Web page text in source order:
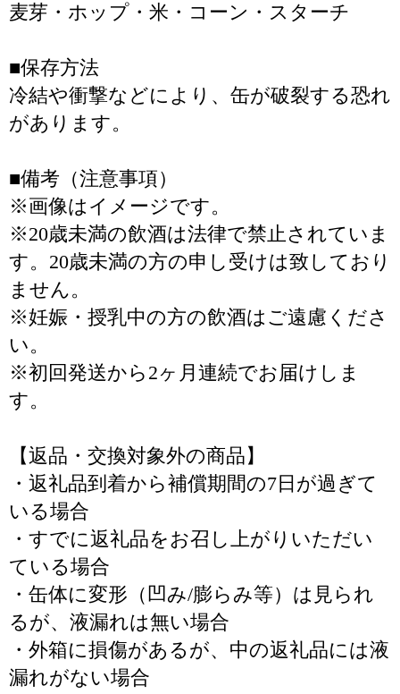
麦芽・ホップ・米・コーン・スターチ
■保存方法
冷結や衝撃などにより、缶が破裂する恐れ
があります。
■備考（注意事項）
※画像はイメージです。
※20歳未満の飲酒は法律で禁止されていま
す。20歳未満の方の申し受けは致しており
ません。
※妊娠・授乳中の方の飲酒はご遠慮くださ
い。
※初回発送から2ヶ月連続でお届けしま
す。
【返品・交換対象外の商品】
・返礼品到着から補償期間の7日が過ぎて
いる場合
・すでに返礼品をお召し上がりいただい
ている場合
・缶体に変形（凹み/膨らみ等）は見られ
るが、液漏れは無い場合
・外箱に損傷があるが、中の返礼品には液
漏れがない場合